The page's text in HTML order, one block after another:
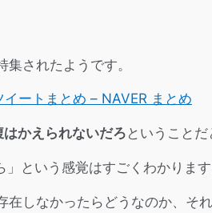
されたようです。
ートまとめ – NAVER まとめ
かえられないだろということだ
という感覚はすごくわかります
しなかったらどうなのか、そ